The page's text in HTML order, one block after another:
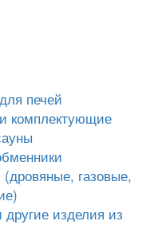
печей
комплектующие
газовые,
изделия из